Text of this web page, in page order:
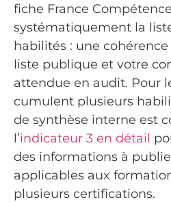
fiche France
systématiquement la
habilités : une
liste publique et votre
attendue en audit. Pour
cumulent plusieurs
de synthèse interne est
l’indicateur 3 en détail
des informations à
applicables aux
plusieurs certifications.